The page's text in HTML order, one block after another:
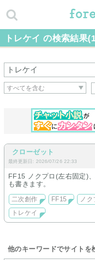
トレケイ の検索結果
クローゼット
最終更新日: 2026/07/26 22:33
FF15 ノクプロ(左右固定)
も書きます。
二次創作 FF15 ノク
トレケイ
他のキーワードでサイトを